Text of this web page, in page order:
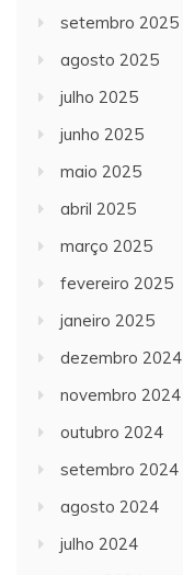
setembro 2025
agosto 2025
julho 2025
junho 2025
maio 2025
abril 2025
março 2025
fevereiro 2025
janeiro 2025
dezembro 2024
novembro 2024
outubro 2024
setembro 2024
agosto 2024
julho 2024